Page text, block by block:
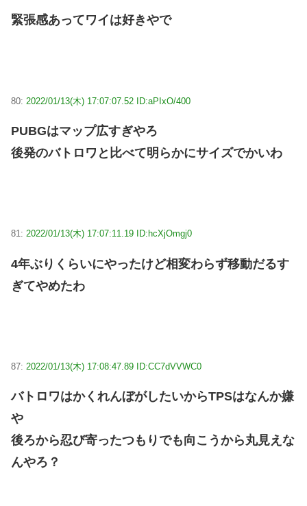
緊張感あってワイは好きやで
80: 2022/01/13(木) 17:07:07.52 ID:aPIxO/400
PUBGはマップ広すぎやろ
後発のバトロワと比べて明らかにサイズでかいわ
81: 2022/01/13(木) 17:07:11.19 ID:hcXjOmgj0
4年ぶりくらいにやったけど相変わらず移動だるす
ぎてやめたわ
87: 2022/01/13(木) 17:08:47.89 ID:CC7dVVWC0
バトロワはかくれんぼがしたいからTPSはなんか嫌
や
後ろから忍び寄ったつもりでも向こうから丸見えな
んやろ？